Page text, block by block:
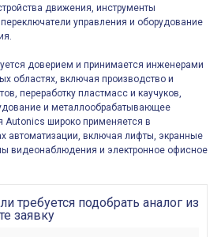
движения, инструменты
управления и оборудование
доверием и принимается инженерами
областях, включая производство и
переработку пластмасс и каучуков,
и металлообрабатывающее
Autonics широко применяется в
автоматизации, включая лифты, экранные
видеонаблюдения и электронное офисное
требуется подобрать аналог из
заявку